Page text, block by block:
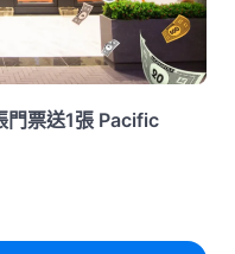
門票送1張 Pacific